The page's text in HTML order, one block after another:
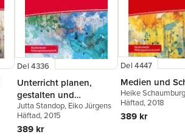
Del 4336
Unterricht planen,
gestalten und
evaluieren
Jutta Standop, Eiko Jürgens
Häftad, 2015
389 kr
Del 4447
Medien und
Heike Schaumburg
Prasse
Häftad, 2018
389 kr